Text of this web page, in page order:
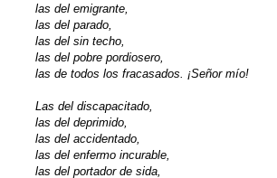
las del emigrante,
las del parado,
las del sin techo,
las del pobre pordiosero,
las de todos los fracasados. ¡Señor mío!
Las del discapacitado,
las del deprimido,
las del accidentado,
las del enfermo incurable,
las del portador de sida,